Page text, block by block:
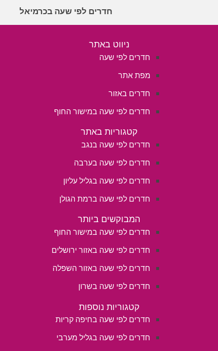
חדרים לפי שעה בכרמיאל
ניווט באתר
חדרים לפי שעה
מפת אתר
חדרים באזור
חדרים לפי שעה במישור החוף
קטגוריות באתר
חדרים לפי שעה בנגב
חדרים לפי שעה בערבה
חדרים לפי שעה בגליל עליון
חדרים לפי שעה ברמת הגולן
המבוקשים ביותר
חדרים לפי שעה במישור החוף
חדרים לפי שעה באזור ירושלים
חדרים לפי שעה באזור השפלה
חדרים לפי שעה בשרון
קטגוריות נוספות
חדרים לפי שעה בחיפה קריות
חדרים לפי שעה בגליל מערבי